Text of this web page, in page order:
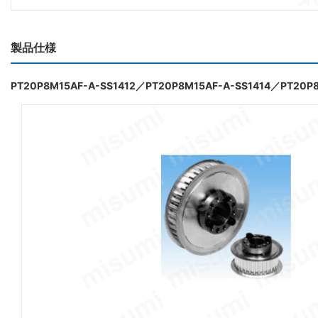
製品仕様
PT20P8M15AF-A-SS1412／PT20P8M15AF-A-SS1414／